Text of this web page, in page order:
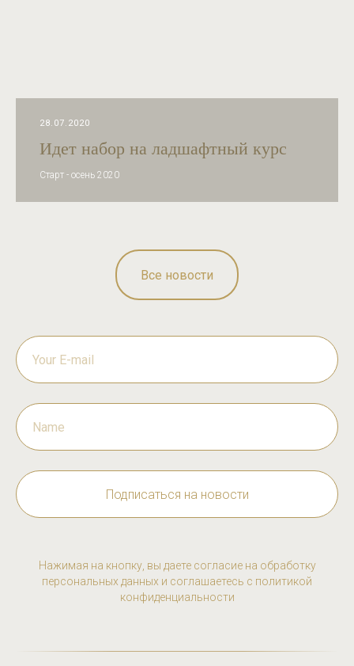
28.07.2020
Идет набор на ладшафтный курс
Старт - осень 2020
Все новости
Подписаться на новости
Нажимая на кнопку, вы даете согласие на обработку
персональных данных и соглашаетесь c политикой
конфиденциальности